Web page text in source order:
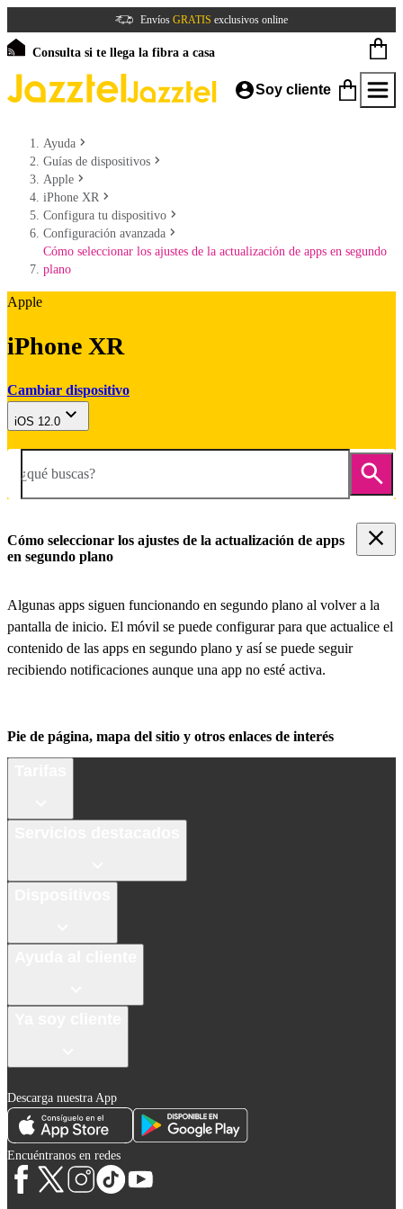
Envíos GRATIS exclusivos online
Consulta si te llega la fibra a casa
Soy cliente
Ayuda
Guías de dispositivos
Apple
iPhone XR
Configura tu dispositivo
Configuración avanzada
Cómo seleccionar los ajustes de la actualización de apps en segundo
plano
Apple
iPhone XR
Cambiar dispositivo
iOS 12.0
¿qué buscas?
Cómo seleccionar los ajustes de la actualización de apps
en segundo plano
Algunas apps siguen funcionando en segundo plano al volver a la
pantalla de inicio. El móvil se puede configurar para que actualice el
contenido de las apps en segundo plano y así se puede seguir
recibiendo notificaciones aunque una app no esté activa.
Pie de página, mapa del sitio y otros enlaces de interés
Descarga nuestra App
Encuéntranos en redes